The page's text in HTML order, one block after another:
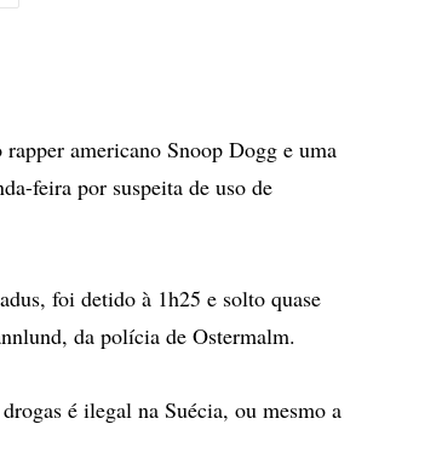
americano Snoop Dogg e uma
feira por suspeita de uso de
foi detido à 1h25 e solto quase
da polícia de Ostermalm.
é ilegal na Suécia, ou mesmo a